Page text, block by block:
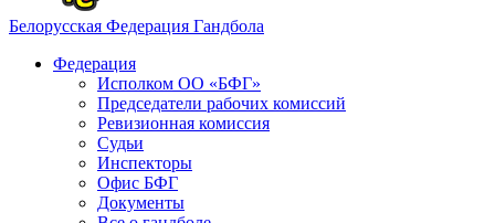
Белорусская Федерация Гандбола
Федерация
Исполком ОО «БФГ»
Председатели рабочих комиссий
Ревизионная комиссия
Судьи
Инспекторы
Офис БФГ
Документы